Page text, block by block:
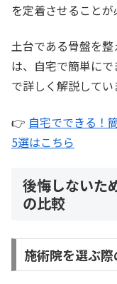
を定着させることが
土台である骨盤を
は、自宅で簡単に
で詳しく解説してい
👉 自宅でできる！
5選はこちら
後悔しないた
の比較
施術院を選ぶ際